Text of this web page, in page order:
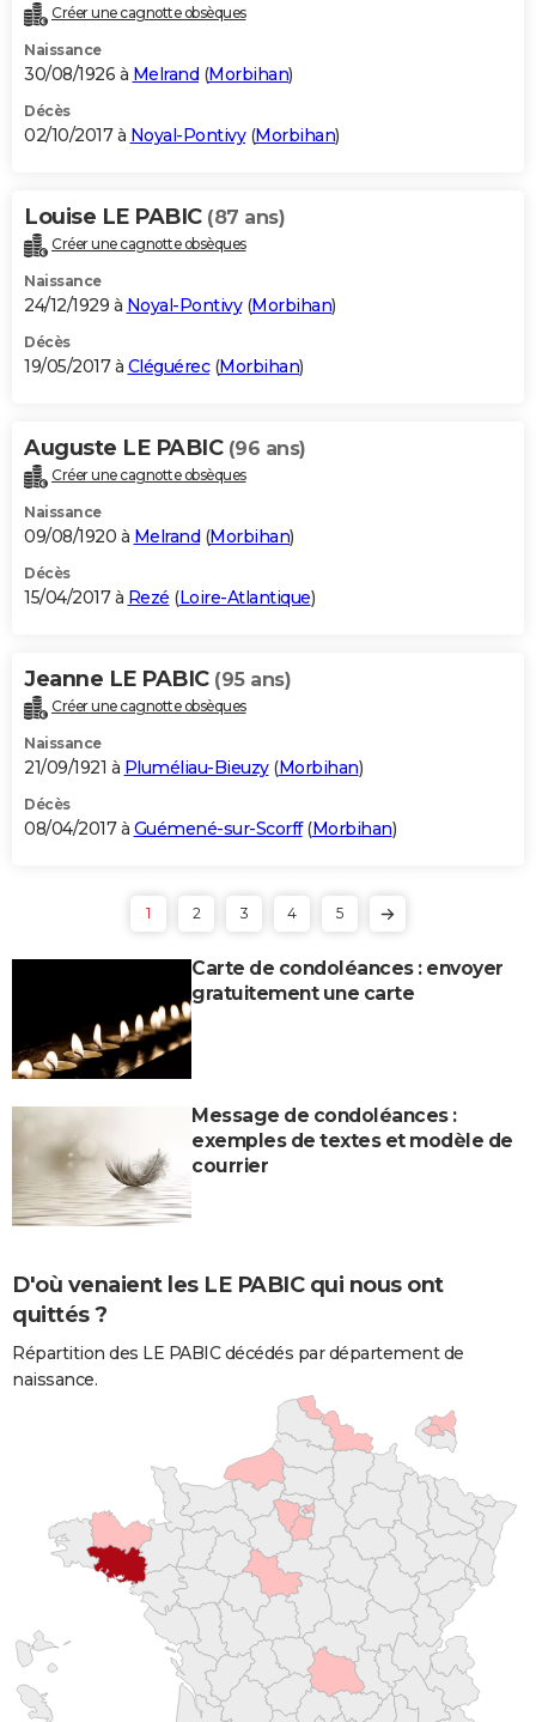
Créer une cagnotte obsèques
Naissance
30/08/1926 à Melrand (Morbihan)
Décès
02/10/2017 à Noyal-Pontivy(Morbihan)
Louise LE PABIC (87 ans)
Créer une cagnotte obsèques
Naissance
24/12/1929 à Noyal-Pontivy(Morbihan)
Décès
19/05/2017 à Cléguérec(Morbihan)
Auguste LE PABIC (96 ans)
Créer une cagnotte obsèques
Naissance
09/08/1920 à Melrand (Morbihan)
Décès
15/04/2017 à Rezé (Loire-Atlantique)
Jeanne LE PABIC (95 ans)
Créer une cagnotte obsèques
Naissance
21/09/1921 à Pluméliau-Bieuzy(Morbihan)
Décès
08/04/2017 à Guémené-sur-Scorff(Morbihan)
1 2 3 4 5
Carte de condoléances : envoyer
gratuitement une carte
Message de condoléances :
exemples de textes et modèle de
courrier
D'où venaient les LE PABIC qui nous ont
quittés ?
Répartition des LE PABIC décédés par département de
naissance.